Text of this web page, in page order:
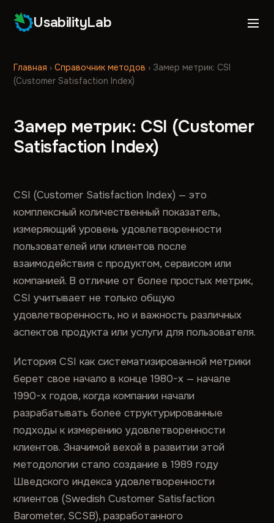
UsabilityLab
Главная ›Справочник методов › Замер метрик: CSI
(Customer Satisfaction Index)
Замер метрик: CSI (Customer
Satisfaction Index)
CSI (Customer Satisfaction Index) — это
комплексный количественный показатель,
измеряющий уровень удовлетворенности
пользователей или клиентов после
взаимодействия с продуктом, сервисом или
компанией. В отличие от более простых метрик,
CSI учитывает не только общую
удовлетворенность, но и важность различных
аспектов продукта или услуги для пользователя.
История CSI как систематизированной метрики
берет свое начало в конце 1980-х — начале
1990-х годов, когда компании начали
разрабатывать более структурированные
подходы к измерению удовлетворенности
клиентов. Значимой вехой в развитии этой
методологии стало создание в 1989 году
Шведского индекса удовлетворенности
клиентов (Swedish Customer Satisfaction
Barometer, SCSB), разработанного